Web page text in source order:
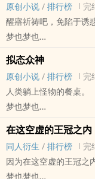
原创小说 / 排行榜
完
醒寤祈祷吧，免陷于‌诱‌惑‌
梦也梦也
完结 - H/C - 西方 - 宗教
Die Wand vom Lot
准绳之墙
封面设计: @Aspirin
醒寤祈祷吧，免陷于‌诱‌
* * *
一位红衣主教和他从小
在他发现对方爱着自己
拟态众神
原创小说 / 排行榜
完
人类躺上怪物的餐桌。
梦也梦也
原创小说 - 混合性向 -
西方 - NP - PWP - 触手
封面设计by @Aspirin
平面设计师，不代表阿
在这空虚的王冠之内
‎‌同‌人‍衍生 / 排行榜
完
因为在这空虚的王冠之
梦也梦也